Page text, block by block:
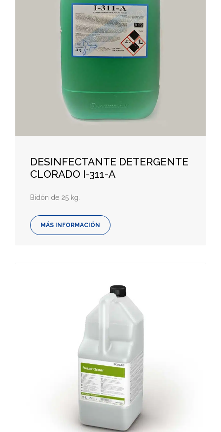
DESINFECTANTE DETERGENTE
CLORADO I-311-A
Bidón de 25 kg.
MÁS INFORMACIÓN